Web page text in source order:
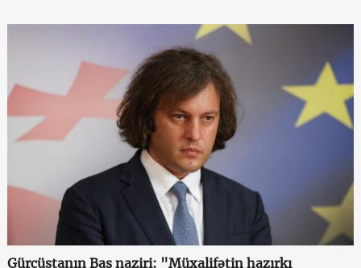
Gürcüstanın Baş naziri: "Müxalifətin hazırkı